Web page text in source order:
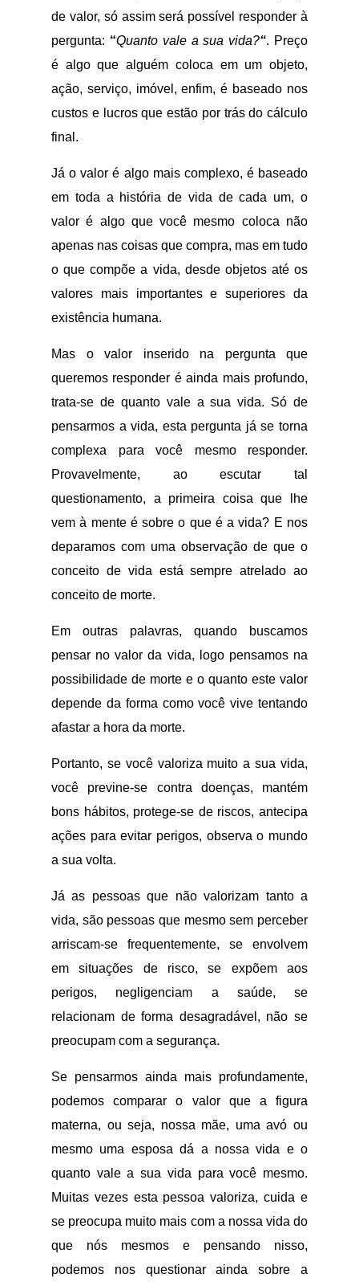
de valor, só assim será possível responder à
pergunta: “Quanto vale a sua vida?“. Preço
é algo que alguém coloca em um objeto,
ação, serviço, imóvel, enfim, é baseado nos
custos e lucros que estão por trás do cálculo
final.
Já o valor é algo mais complexo, é baseado
em toda a história de vida de cada um, o
valor é algo que você mesmo coloca não
apenas nas coisas que compra, mas em tudo
o que compõe a vida, desde objetos até os
valores mais importantes e superiores da
existência humana.
Mas o valor inserido na pergunta que
queremos responder é ainda mais profundo,
trata-se de quanto vale a sua vida. Só de
pensarmos a vida, esta pergunta já se torna
complexa para você mesmo responder.
Provavelmente, ao escutar tal
questionamento, a primeira coisa que lhe
vem à mente é sobre o que é a vida? E nos
deparamos com uma observação de que o
conceito de vida está sempre atrelado ao
conceito de morte.
Em outras palavras, quando buscamos
pensar no valor da vida, logo pensamos na
possibilidade de morte e o quanto este valor
depende da forma como você vive tentando
afastar a hora da morte.
Portanto, se você valoriza muito a sua vida,
você previne-se contra doenças, mantém
bons hábitos, protege-se de riscos, antecipa
ações para evitar perigos, observa o mundo
a sua volta.
Já as pessoas que não valorizam tanto a
vida, são pessoas que mesmo sem perceber
arriscam-se frequentemente, se envolvem
em situações de risco, se expõem aos
perigos, negligenciam a saúde, se
relacionam de forma desagradável, não se
preocupam com a segurança.
Se pensarmos ainda mais profundamente,
podemos comparar o valor que a figura
materna, ou seja, nossa mãe, uma avó ou
mesmo uma esposa dá a nossa vida e o
quanto vale a sua vida para você mesmo.
Muitas vezes esta pessoa valoriza, cuida e
se preocupa muito mais com a nossa vida do
que nós mesmos e pensando nisso,
podemos nos questionar ainda sobre a